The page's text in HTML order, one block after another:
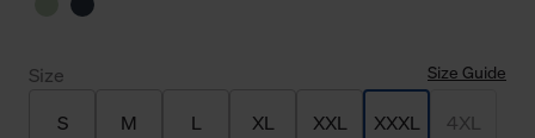
Size Size Guide
S M L XL XXL XXXL 4XL